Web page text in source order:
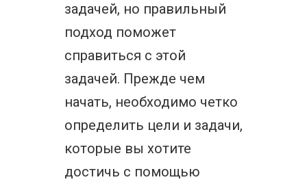
задачей, но правильный
подход поможет
справиться с этой
задачей. Прежде чем
начать, необходимо четко
определить цели и задачи,
которые вы хотите
достичь с помощью